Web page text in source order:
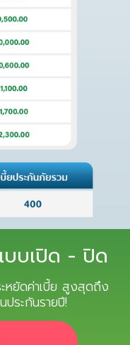
บบเปิด - ปิด
หยัดค่าเบี้ย สูงสุดถึง
ระกันรายปี!